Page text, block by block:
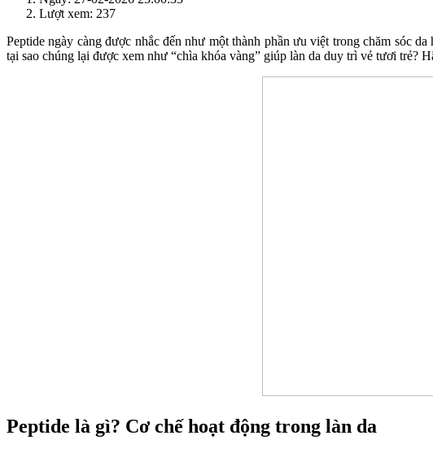
Lượt xem: 237
Peptide ngày càng được nhắc đến như một thành phần ưu việt trong chăm sóc
tại sao chúng lại được xem như “chìa khóa vàng” giúp làn da duy trì vẻ tươi trẻ?
Peptide là gì? Cơ chế hoạt động trong làn da